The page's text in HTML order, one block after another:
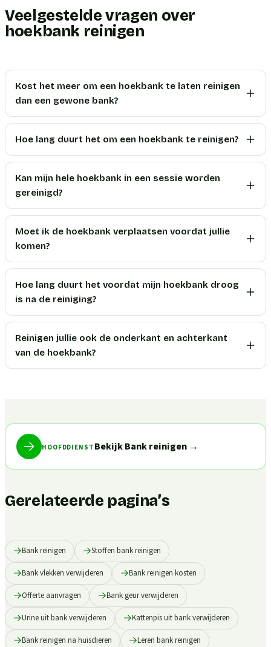
Veelgestelde vragen over
hoekbank reinigen
Kost het meer om een hoekbank te laten reinigen
dan een gewone bank?
Hoe lang duurt het om een hoekbank te reinigen?
Kan mijn hele hoekbank in een sessie worden
gereinigd?
Moet ik de hoekbank verplaatsen voordat jullie
komen?
Hoe lang duurt het voordat mijn hoekbank droog
is na de reiniging?
Reinigen jullie ook de onderkant en achterkant
van de hoekbank?
HOOFDDIENST Bekijk Bank reinigen→
Gerelateerde pagina’s
Bank reinigen Stoffen bank reinigen
Bank vlekken verwijderen Bank reinigen kosten
Offerte aanvragen Bank geur verwijderen
Urine uit bank verwijderen Kattenpis uit bank verwijderen
Bank reinigen na huisdieren Leren bank reinigen